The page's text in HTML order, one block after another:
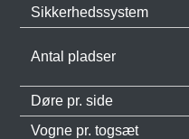
Sikkerhedssystem
Antal pladser
Døre pr. side
Vogne pr. togsæt